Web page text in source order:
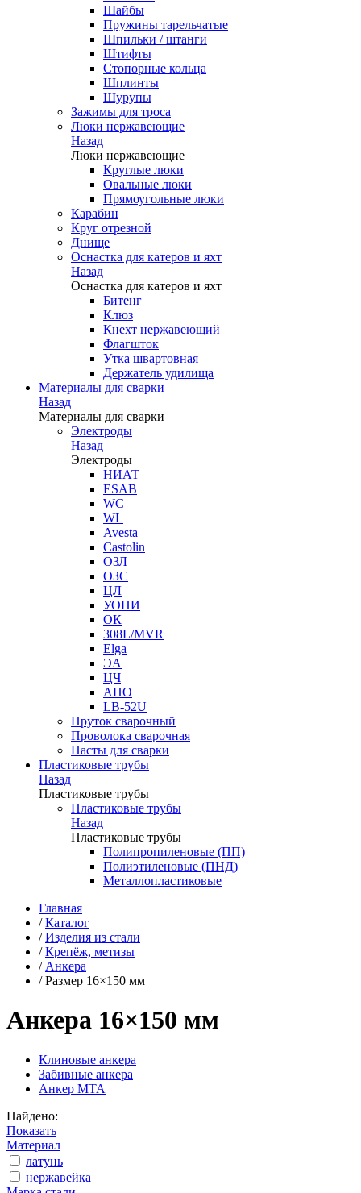
Шайбы
Пружины тарельчатые
Шпильки / штанги
Штифты
Стопорные кольца
Шплинты
Шурупы
Зажимы для троса
Люки нержавеющие
Назад
Люки нержавеющие
Круглые люки
Овальные люки
Прямоугольные люки
Карабин
Круг отрезной
Днище
Оснастка для катеров и яхт
Назад
Оснастка для катеров и яхт
Битенг
Клюз
Кнехт нержавеющий
Флагшток
Утка швартовная
Держатель удилища
Материалы для сварки
Назад
Материалы для сварки
Электроды
Назад
Электроды
НИАТ
ESAB
WC
WL
Avesta
Castolin
ОЗЛ
ОЗС
ЦЛ
УОНИ
ОК
308L/MVR
Elga
ЭА
ЦЧ
АНО
LB-52U
Пруток сварочный
Проволока сварочная
Пасты для сварки
Пластиковые трубы
Назад
Пластиковые трубы
Пластиковые трубы
Назад
Пластиковые трубы
Полипропиленовые (ПП)
Полиэтиленовые (ПНД)
Металлопластиковые
Главная
/ Каталог
/ Изделия из стали
/ Крепёж, метизы
/ Анкера
/ Размер 16×150 мм
Анкера 16×150 мм
Клиновые анкера
Забивные анкера
Анкер МТА
Найдено:
Показать
Материал
латунь
нержавейка